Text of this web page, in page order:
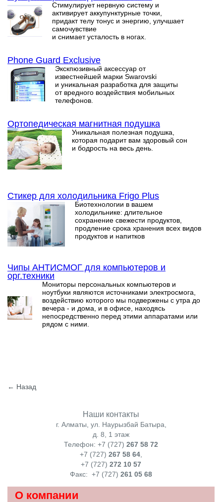
Наши контакты
г. Алматы, ул. Наурызбай Батыра,
д. 8, 1 этаж
Телефон: +7 (727) 267 58 72
+7 (727) 267 58 64
+7 (727) 272 10 57
Факс: +7 (727) 261 05 68
О компании
Стимулирует нервную систему и
активирует аккупунктурные точки,
придакт телу тонус и энергию, улучшает
самочувствие
и снимает усталость в ногах.
Phone Guard Exclusive
Экскпюзивный аксессуар от
известнейшей марки Swarovski
и уникальная разработка для защиты
от вредного воздействия мобильных
телефонов.
Ортопедическая магнитная подушка
Уникальная полезная подушка,
которая подарит вам здоровый сон
и бодрость на весь день.
Стикер для холодильника Frigo Plus
Биотехнологии в вашем
холодильнике: длительное
сохранение свежести продуктов,
продление срока хранения всех видов
продуктов и напитков
Чипы АНТИСМОГ для компьютеров и
орг.техники
Мониторы персональных компьютеров и
ноутбуки являются источниками электросмога,
воздействию которого мы подвержены с утра до
вечера - и дома, и в офисе, находясь
непосредственно перед этими аппаратами или
рядом с ними.
← Назад